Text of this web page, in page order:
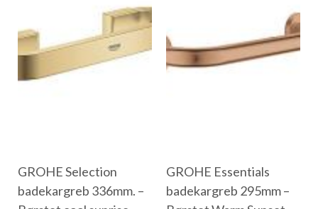
GROHE Selection
badekargreb 336mm. –
GROHE Essentials
badekargreb 295mm –